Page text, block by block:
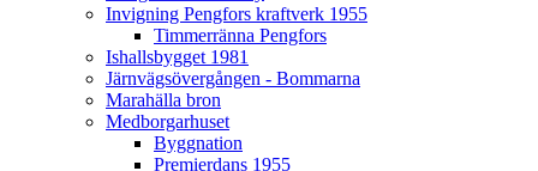
Invigning Pengfors kraftverk 1955
Timmerränna Pengfors
Ishallsbygget 1981
Järnvägsövergången - Bommarna
Marahälla bron
Medborgarhuset
Byggnation
Premierdans 1955